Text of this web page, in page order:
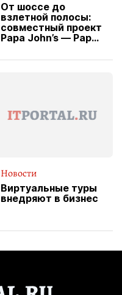
От шоссе до
взлетной полосы:
совместный проект
Papa John’s — Papa
вводит
Новости
Виртуальные туры
внедряют в бизнес